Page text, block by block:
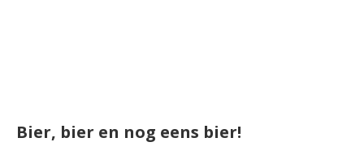
Bier, bier en nog eens bier!